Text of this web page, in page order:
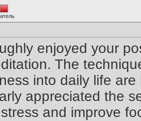
enjoyed your
The
into daily life
appreciated the
and improve